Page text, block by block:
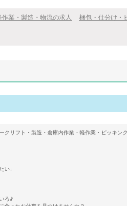
作業・製造・物流の求人
梱包・仕分け・
クリフト・製造・倉庫内作業・軽作業・ピッキン
い」
ろ♪